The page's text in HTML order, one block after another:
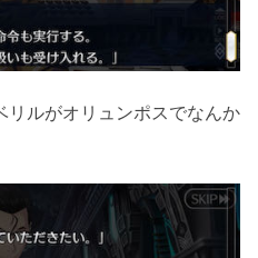
リルがオリュンポスでなんか